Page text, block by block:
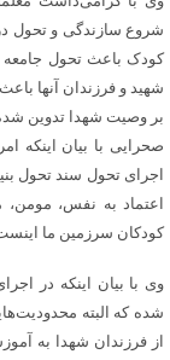
شروع سازندگی و تحول
کودک باعث تحول
شهید و فرزندان آنها
بر وصیت شهدا تدوین
صحرایی با بیان اینکه
اجرای تحول سند تحول
اعتماد به نفس،
کودکان سرزمین ما
شده که البته
از فرزندان شهدا به